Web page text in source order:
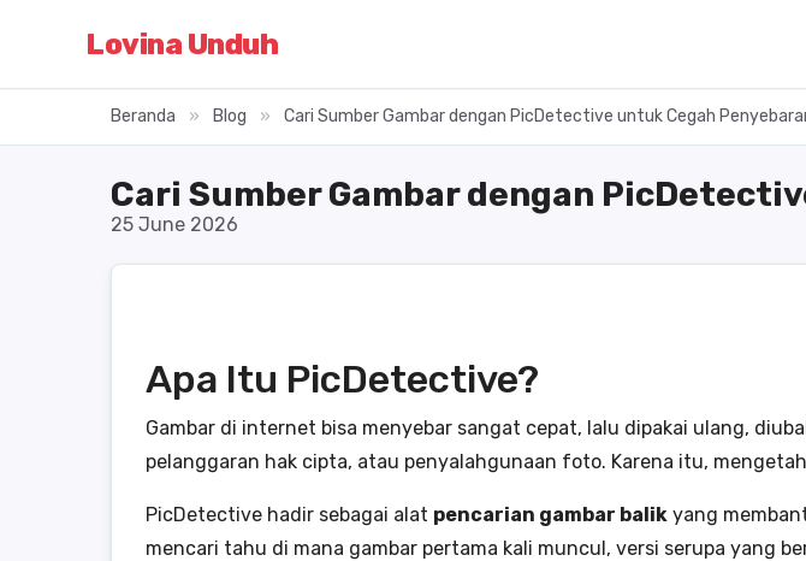
Lovina Unduh
Beranda » Blog » Cari Sumber Gambar dengan PicDetective untuk Cegah
Cari Sumber Gambar dengan
25 June 2026
Apa Itu PicDetective?
Gambar di internet bisa menyebar sangat cepat, lalu dipakai ulang,
pelanggaran hak cipta, atau penyalahgunaan foto. Karena itu,
PicDetective hadir sebagai alat pencarian gambar balik yang
mencari tahu di mana gambar pertama kali muncul, versi serupa yang